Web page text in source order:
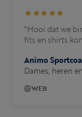
★★★★★
"Mooi dat we
fits en shirts
Animo
Dames, heren
WEB